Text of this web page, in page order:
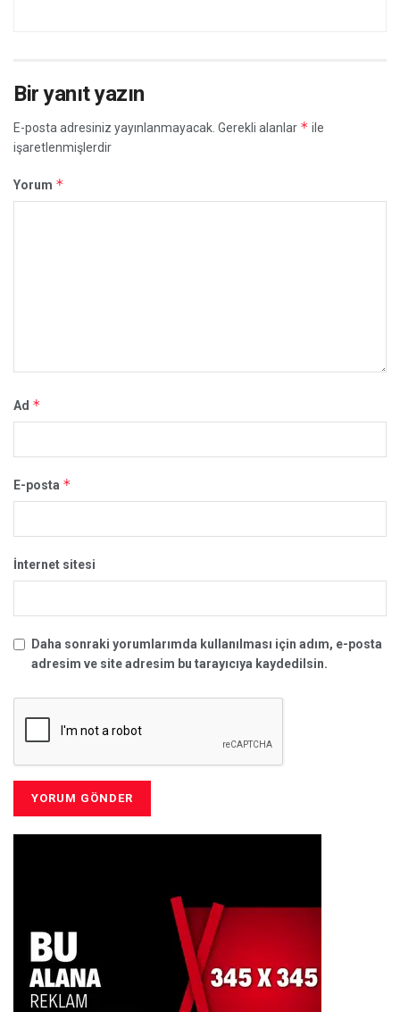
Bir yanıt yazın
E-posta adresiniz yayınlanmayacak. Gerekli alanlar * ile
işaretlenmişlerdir
Yorum *
Ad *
E-posta *
İnternet sitesi
Daha sonraki yorumlarımda kullanılması için adım, e-posta
adresim ve site adresim bu tarayıcıya kaydedilsin.